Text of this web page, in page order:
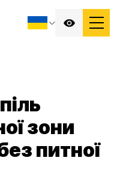
зони
питної